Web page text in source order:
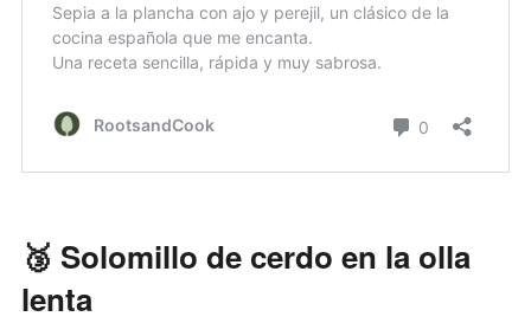
🥉 Solomillo de cerdo en la olla
lenta